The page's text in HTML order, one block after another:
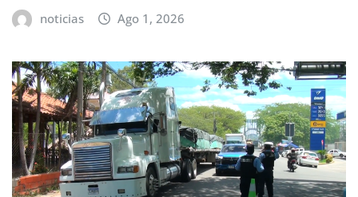
noticias Ago 1, 2026